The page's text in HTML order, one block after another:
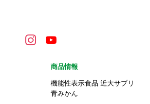
商品情報
機能性表示食品 近大サプリ
青みかん